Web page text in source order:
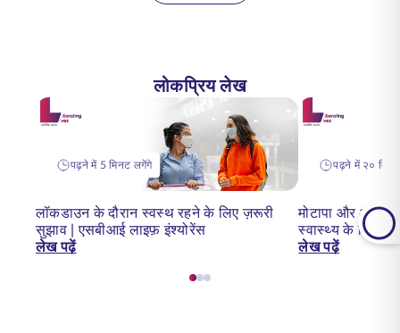
लोकप्रिय लेख
पढ़ने में 5 मिनट लगेंगे
लॉकडाउन के दौरान स्वस्थ रहने के लिए ज़रूरी
सुझाव | एसबीआई लाइफ़ इंश्योरेंस
लेख पढ़ें
पढ़ने में २०
मोटापा और
स्वास्थ्य के लिए
लेख पढ़ें